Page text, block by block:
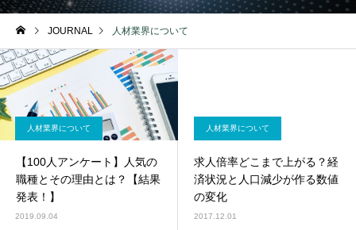
新卒
第二新卒・メ
JOURNAL 人材業界について
人材業界について
【100人アンケート】人気の
職種とその理由とは？【結果
発表！】
2019.09.04
人材業界について
求人倍率どこまで上がる？経
済状況と人口減少が作る数値
の変化
2017.12.01